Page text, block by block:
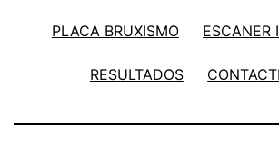
PLACA BRUXISMO ESCANER
RESULTADOS